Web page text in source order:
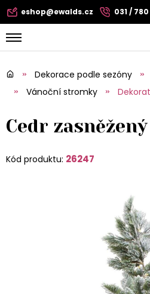
eshop@ewalds.cz 031 /
Dekorace podle sezóny
Vánoční stromky
Cedr zasněžený
Kód produktu: 26247